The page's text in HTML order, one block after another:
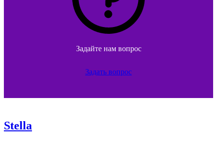
Задайте нам вопрос
Задать вопрос
Stella